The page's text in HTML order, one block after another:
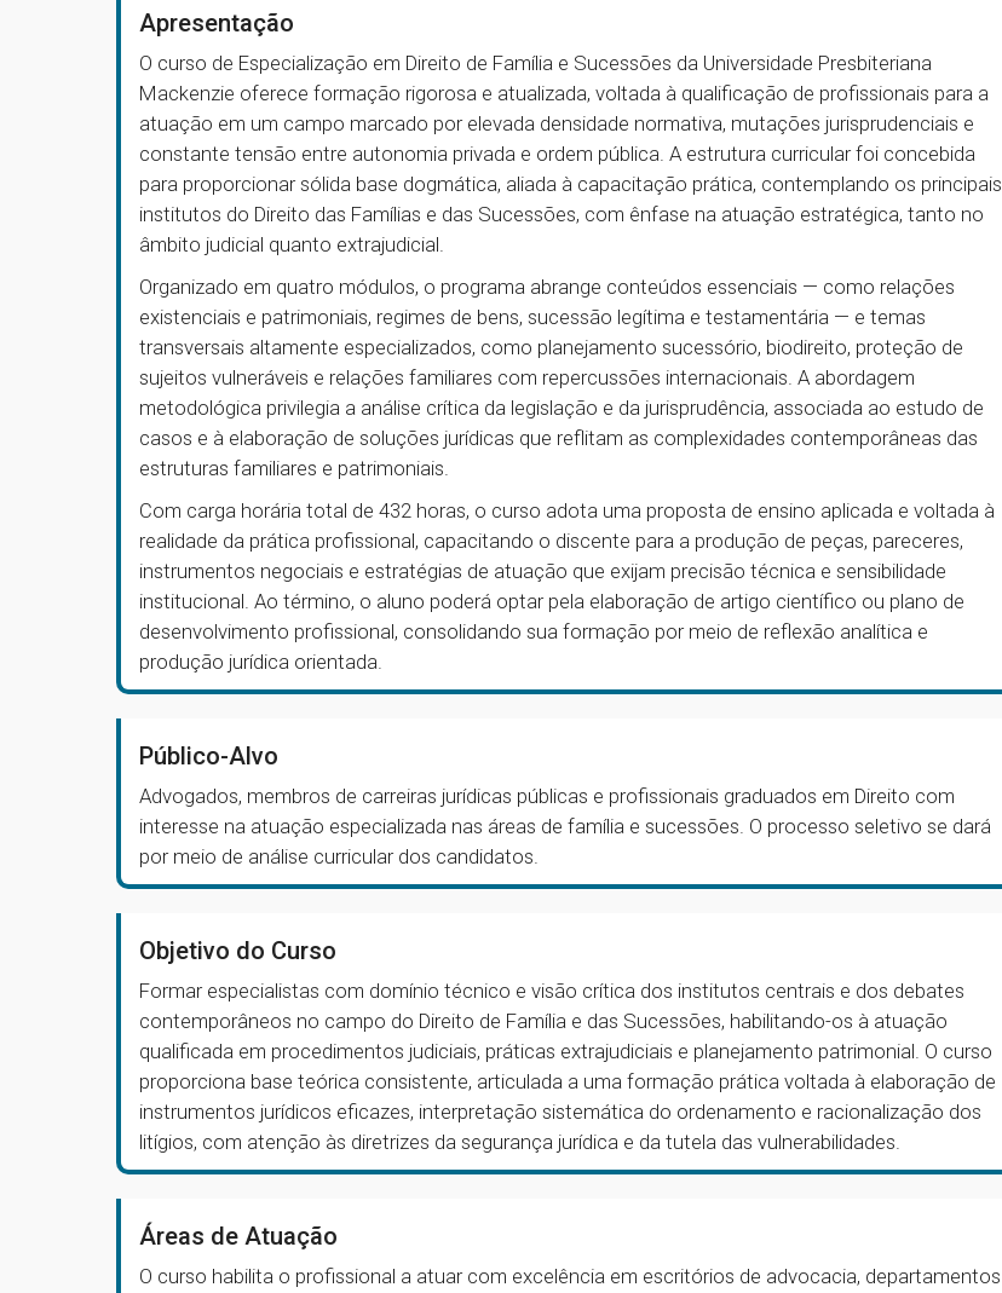
Apresentação
O curso de Especialização em Direito de Família e Sucessões da Universidade Presbiteriana
Mackenzie oferece formação rigorosa e atualizada, voltada à qualificação de profissionais para a
atuação em um campo marcado por elevada densidade normativa, mutações jurisprudenciais e
constante tensão entre autonomia privada e ordem pública. A estrutura curricular foi concebida
para proporcionar sólida base dogmática, aliada à capacitação prática, contemplando os principais
institutos do Direito das Famílias e das Sucessões, com ênfase na atuação estratégica, tanto no
âmbito judicial quanto extrajudicial.
Organizado em quatro módulos, o programa abrange conteúdos essenciais — como relações
existenciais e patrimoniais, regimes de bens, sucessão legítima e testamentária — e temas
transversais altamente especializados, como planejamento sucessório, biodireito, proteção de
sujeitos vulneráveis e relações familiares com repercussões internacionais. A abordagem
metodológica privilegia a análise crítica da legislação e da jurisprudência, associada ao estudo de
casos e à elaboração de soluções jurídicas que reflitam as complexidades contemporâneas das
estruturas familiares e patrimoniais.
Com carga horária total de 432 horas, o curso adota uma proposta de ensino aplicada e voltada à
realidade da prática profissional, capacitando o discente para a produção de peças, pareceres,
instrumentos negociais e estratégias de atuação que exijam precisão técnica e sensibilidade
institucional. Ao término, o aluno poderá optar pela elaboração de artigo científico ou plano de
desenvolvimento profissional, consolidando sua formação por meio de reflexão analítica e
produção jurídica orientada.
Público-Alvo
Advogados, membros de carreiras jurídicas públicas e profissionais graduados em Direito com
interesse na atuação especializada nas áreas de família e sucessões. O processo seletivo se dará
por meio de análise curricular dos candidatos.
Objetivo do Curso
Formar especialistas com domínio técnico e visão crítica dos institutos centrais e dos debates
contemporâneos no campo do Direito de Família e das Sucessões, habilitando-os à atuação
qualificada em procedimentos judiciais, práticas extrajudiciais e planejamento patrimonial. O curso
proporciona base teórica consistente, articulada a uma formação prática voltada à elaboração de
instrumentos jurídicos eficazes, interpretação sistemática do ordenamento e racionalização dos
litígios, com atenção às diretrizes da segurança jurídica e da tutela das vulnerabilidades.
Áreas de Atuação
O curso habilita o profissional a atuar com excelência em escritórios de advocacia, departamentos